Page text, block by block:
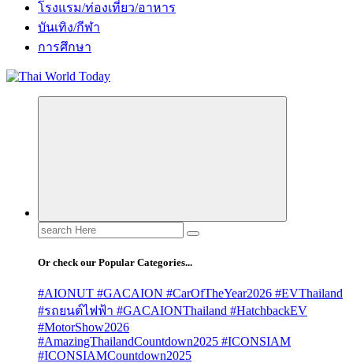
โรงแรม/ท่องเที่ยว/อาหาร
บันเทิง/กีฬา
การศึกษา
Search
for:
Or check our Popular Categories...
#AIONUT #GACAION #CarOfTheYear2026 #EVThailand
#รถยนต์ไฟฟ้า #GACAIONThailand #HatchbackEV
#MotorShow2026
#AmazingThailandCountdown2025 #ICONSIAM
#ICONSIAMCountdown2025